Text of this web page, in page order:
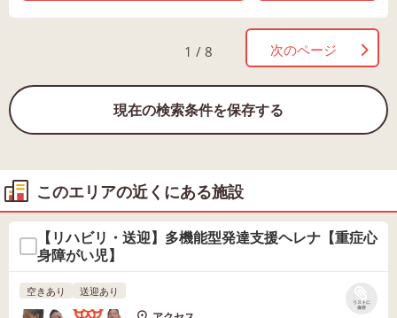
1 / 8 次のページ
現在の検索条件を保存する
このエリアの近くにある施設
【リハビリ・送迎】多機能型発達支援ヘレナ【重症心
身障がい児】
リストに
保存
空きあり 送迎あり